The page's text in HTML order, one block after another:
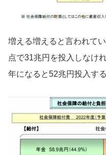
増える増えると言われて
点で31兆円を投入しなけ
年になると52兆円投入する